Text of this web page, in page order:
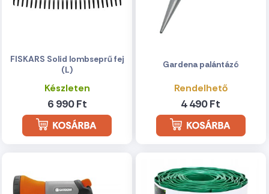
FISKARS Solid lombseprű fej
(L)
Készleten
6 990 Ft
Gardena palántázó
Rendelhető
4 490 Ft